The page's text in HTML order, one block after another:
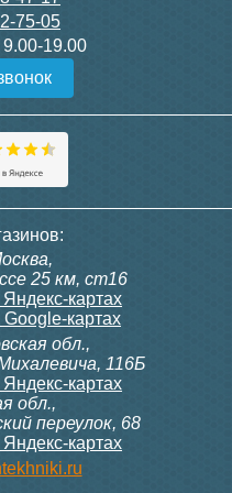
Конвектор ITT.080.200.1000
с решеткой GRILL.SGW-20-
Конвектор ITT.080.200.900 с
решеткой GRILL.SGA-20-
Подробнее
Siemens IRA 211
3 600
75-05
9.00-19.00
25 км, ст16
картах
картах
обл.,
116Б
картах
обл.,
переулок, 68
картах